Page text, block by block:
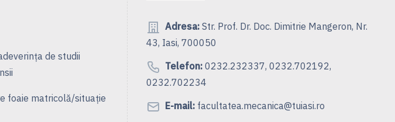
de studii
foaie matricolă/situație
Adresa:Str. Prof. Dr. Doc. Dimitrie Mangeron, Nr.
43, Iasi, 700050
Telefon:0232.232337, 0232.702192,
0232.702234
E-mail:facultatea.mecanica@tuiasi.ro